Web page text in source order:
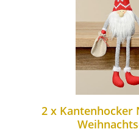
2 x Kantenhocker